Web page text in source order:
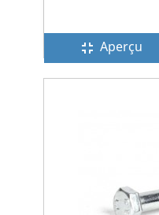
fullscreen_exit Aperçu